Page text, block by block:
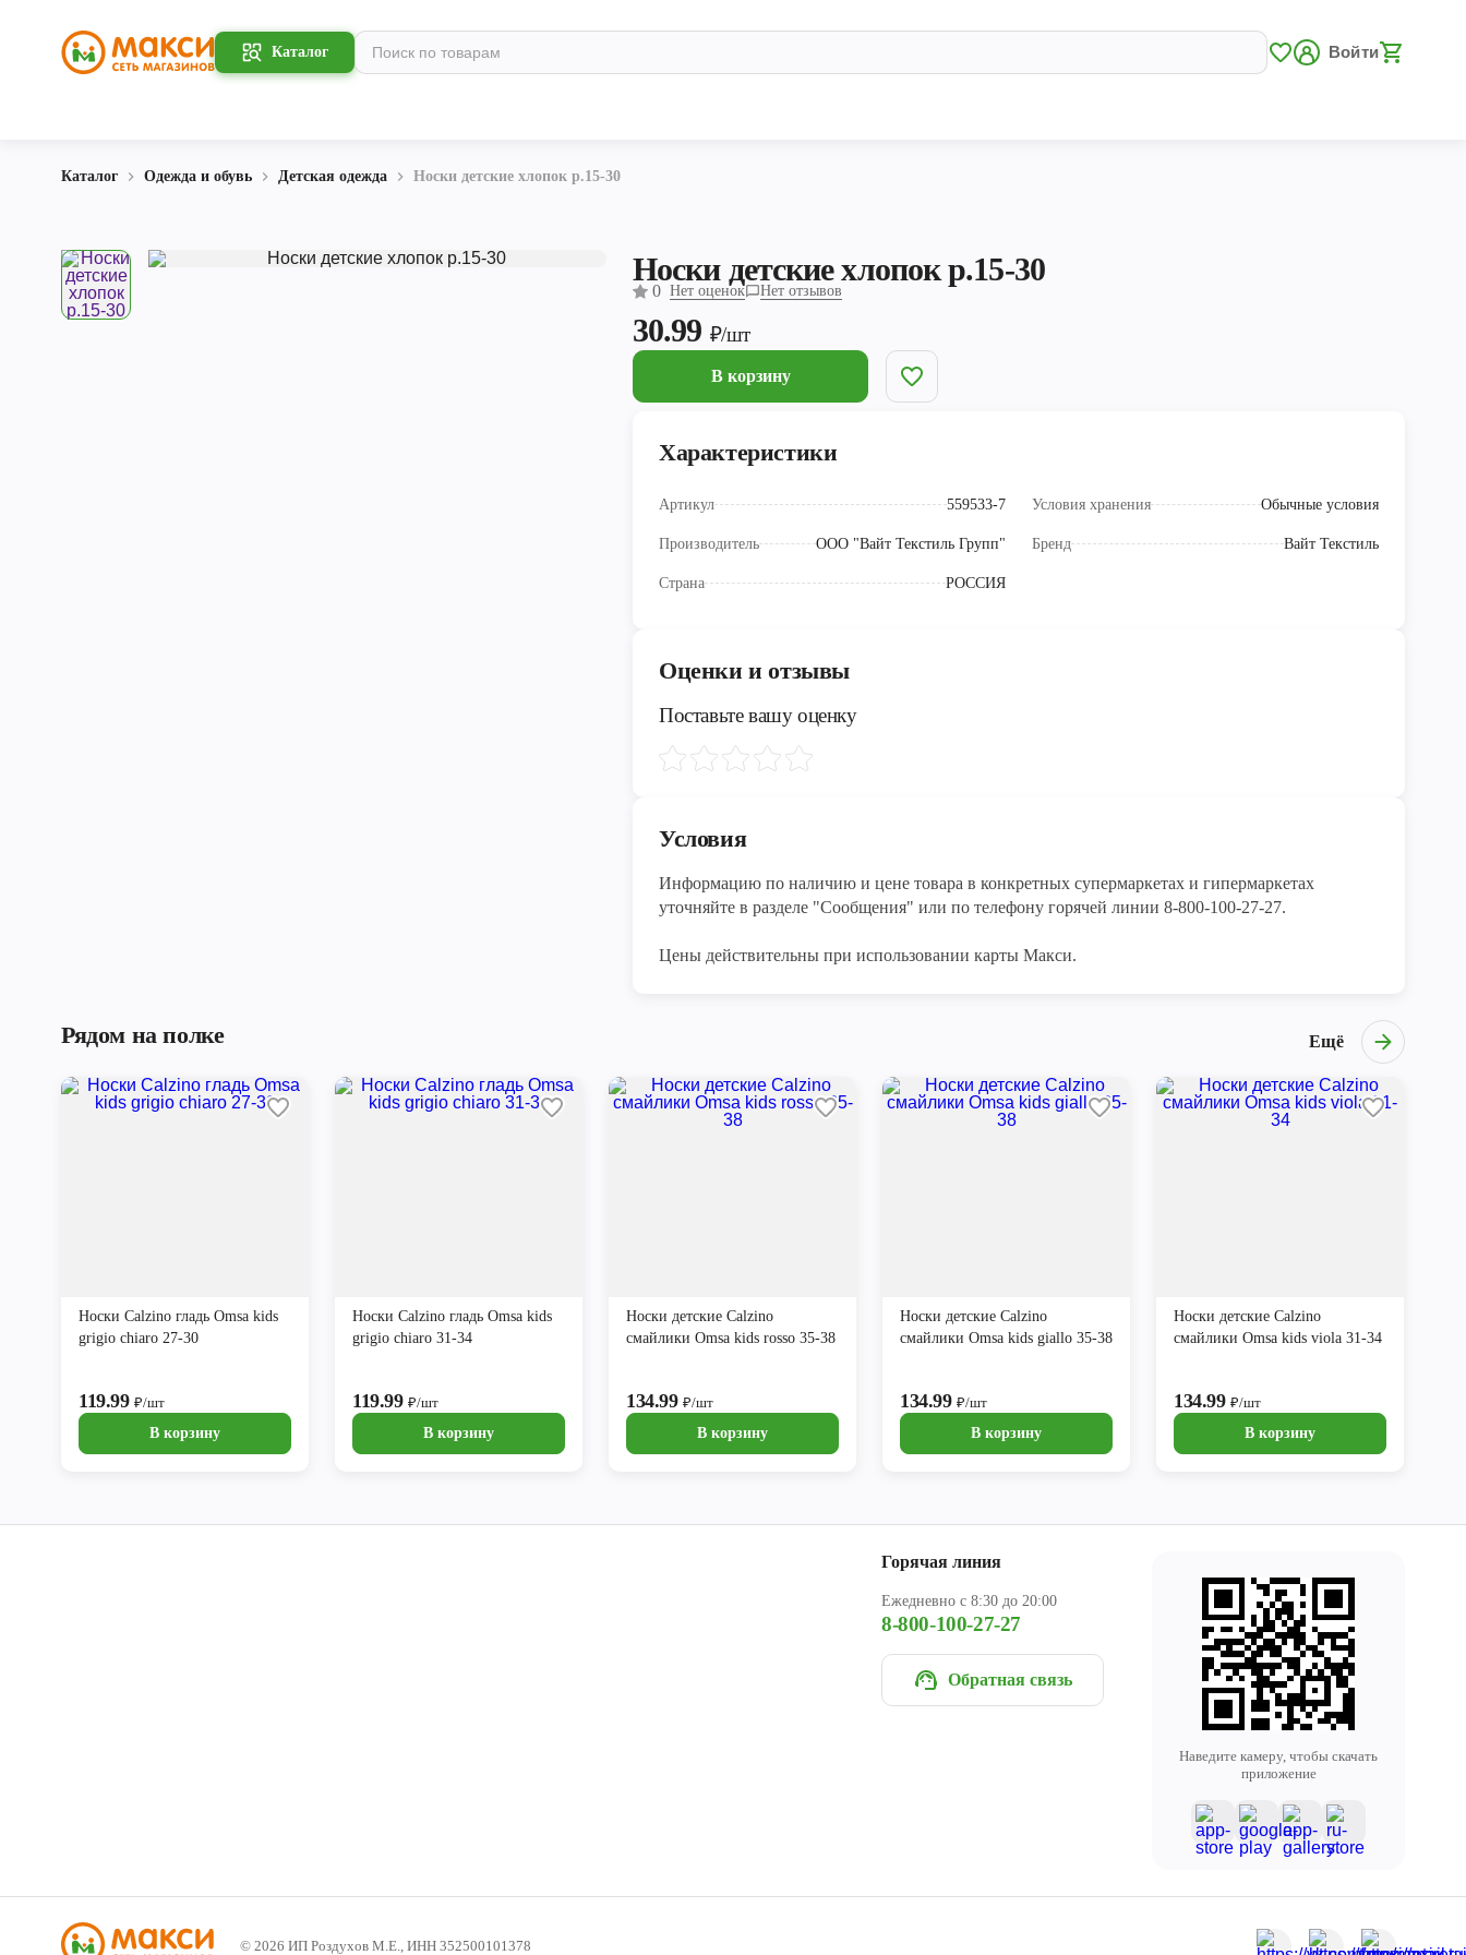
Каталог Войти
Каталог Одежда и обувь Детская одежда Носки детские хлопок р.15-30
Носки детские хлопок р.15-30
0 Нет оценок Нет отзывов
30.99 ₽/шт
В корзину
Характеристики
Артикул 559533-7 Условия хранения Обычные условия
Производитель ООО "Вайт Текстиль Групп" Бренд Вайт Текстиль
Страна РОССИЯ
Оценки и отзывы
Поставьте вашу оценку
Условия
Информацию по наличию и цене товара в конкретных супермаркетах и гипермаркетах
уточняйте в разделе "Сообщения" или по телефону горячей линии 8-800-100-27-27.
Цены действительны при использовании карты Макси.
Рядом на полке Ещё
Носки Calzino гладь Omsa kids
grigio chiaro 27-30
119.99₽/шт
В корзину
Носки Calzino гладь Omsa kids
grigio chiaro 31-34
119.99₽/шт
В корзину
Носки детские Calzino
смайлики Omsa kids rosso 35-38
134.99₽/шт
В корзину
Носки детские Calzino
смайлики Omsa kids giallo 35-38
134.99₽/шт
В корзину
Носки детские Calzino
смайлики Omsa kids viola 31-34
134.99₽/шт
В корзину
Горячая линия
Ежедневно с 8:30 до 20:00
8-800-100-27-27
Обратная связь
Наведите камеру, чтобы скачать
приложение
© 2026 ИП Роздухов М.Е., ИНН 352500101378